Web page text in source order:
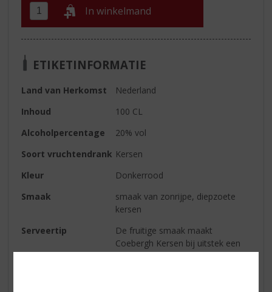
In winkelmand
ETIKETINFORMATIE
Land van Herkomst
Nederland
Inhoud
100 CL
Alcoholpercentage
20% vol
Soort vruchtendrank Kersen
Kleur
Donkerrood
Smaak
smaak van zonrijpe, diepzoete
kersen
Serveertip
De fruitige smaak maakt
Coebergh Kersen bij uitstek een
drank voor elk gewenst moment.